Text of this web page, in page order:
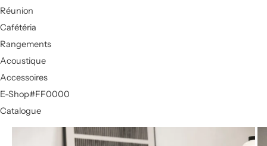
Réunion
Cafétéria
Rangements
Acoustique
Accessoires
E-Shop#FF0000
Catalogue